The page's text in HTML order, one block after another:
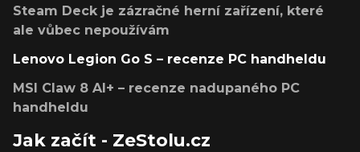
Steam Deck je zázračné herní zařízení, které
ale vůbec nepoužívám
Lenovo Legion Go S – recenze PC handheldu
MSI Claw 8 AI+ – recenze nadupaného PC
handheldu
Jak začít - ZeStolu.cz